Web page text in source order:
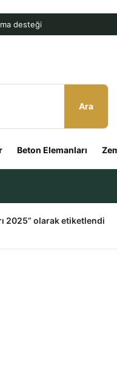
desteği
Ara
Beton Elemanları
2025” olarak etiketlendi